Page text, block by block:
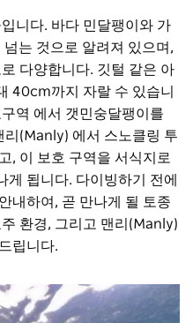
니다. 바다 민달팽이와 가
는 것으로 알려져 있으며,
다양합니다. 깃털 같은 아
40cm까지 자랄 수 있습니
역 에서 갯민숭달팽이를
리(Manly) 에서 스노클링 투
, 이 보호 구역을 서식지로
됩니다. 다이빙하기 전에
내하여, 곧 만나게 될 토종
환경, 그리고 맨리(Manly)
립니다.